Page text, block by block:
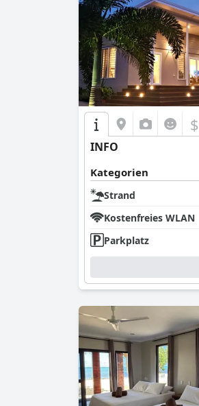
$
INFO
Kategorien
Strand
Kostenfreies WLAN
Parkplatz